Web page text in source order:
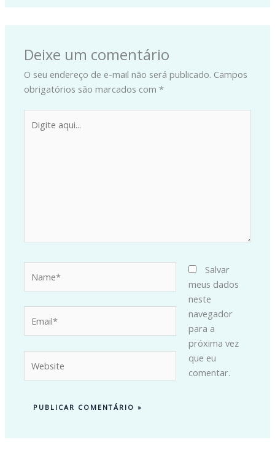
Deixe um comentário
O seu endereço de e-mail não será publicado. Campos
obrigatórios são marcados com*
aqui...
Salvar
meus dados
neste
navegador
para a
próxima vez
que eu
comentar.